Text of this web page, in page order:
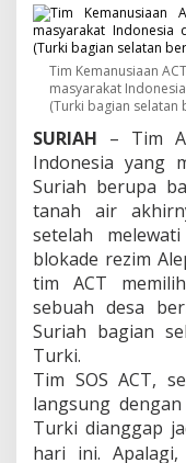
Tim Kemanusiaan
masyarakat
(Turki bagian selatan
SURIAH – Tim
Indonesia yang
Suriah berupa
tanah air
setelah
blokade rezim
tim ACT
sebuah desa
Suriah bagian
Turki.
Tim SOS ACT,
langsung
Turki dianggap
hari ini. Ap